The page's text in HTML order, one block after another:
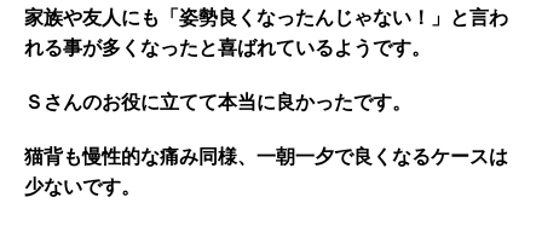
家族や友人にも「姿勢良くなったんじゃない！」と言わ
れる事が多くなったと喜ばれているようです。
Ｓさんのお役に立てて本当に良かったです。
猫背も慢性的な痛み同様、一朝一夕で良くなるケースは
少ないです。